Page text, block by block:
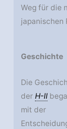
Weg für die
japanischen
Geschichte
Die
derH-II
mit der